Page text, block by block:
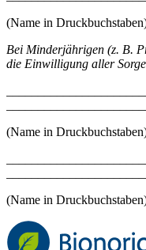
(Name in
Bei Minderjährigen (z. B.
die Einwilligung aller
(Name in
(Name in